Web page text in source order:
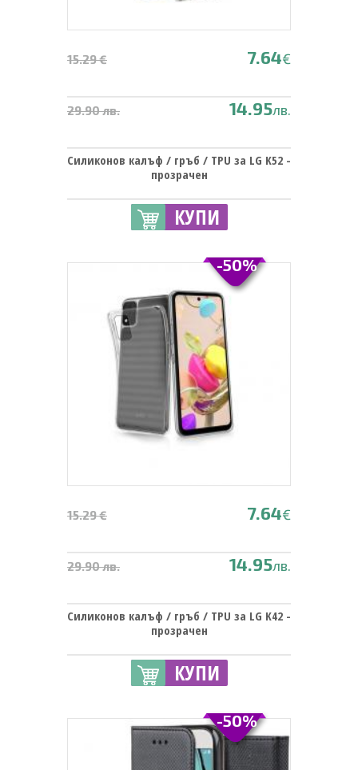
15.29 € 7.64€
29.90 лв. 14.95лв.
Силиконов калъф / гръб / TPU за LG K52 -
прозрачен
КУПИ
15.29 € 7.64€
29.90 лв. 14.95лв.
Силиконов калъф / гръб / TPU за LG K42 -
прозрачен
КУПИ
-50%
-50%